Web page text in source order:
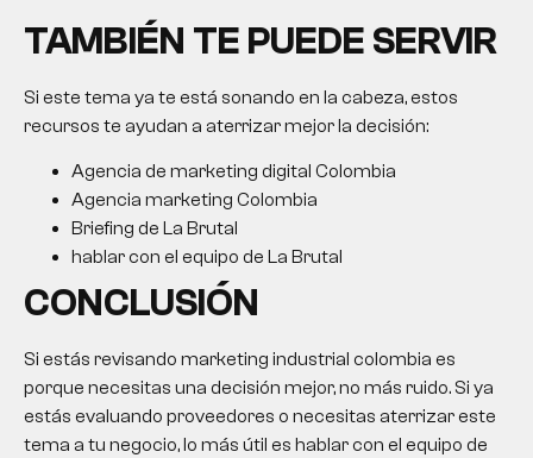
TAMBIÉN TE PUEDE SERVIR
Si este tema ya te está sonando en la cabeza, estos
recursos te ayudan a aterrizar mejor la decisión:
Agencia de marketing digital Colombia
Agencia marketing Colombia
Briefing de La Brutal
hablar con el equipo de La Brutal
CONCLUSIÓN
Si estás revisando marketing industrial colombia es
porque necesitas una decisión mejor, no más ruido. Si ya
estás evaluando proveedores o necesitas aterrizar este
tema a tu negocio, lo más útil es hablar con el equipo de